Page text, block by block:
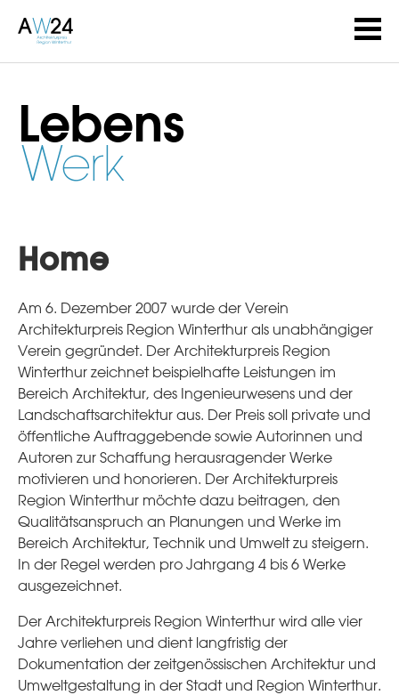
Lebens
Werk
Home
Am 6. Dezember 2007 wurde der Verein
Architekturpreis Region Winterthur als unabhängiger
Verein gegründet. Der Architekturpreis Region
Winterthur zeichnet beispielhafte Leistungen im
Bereich Architektur, des Ingenieurwesens und der
Landschaftsarchitektur aus. Der Preis soll private und
öffentliche Auftraggebende sowie Autorinnen und
Autoren zur Schaffung herausragender Werke
motivieren und honorieren. Der Architekturpreis
Region Winterthur möchte dazu beitragen, den
Qualitätsanspruch an Planungen und Werke im
Bereich Architektur, Technik und Umwelt zu steigern.
In der Regel werden pro Jahrgang 4 bis 6 Werke
ausgezeichnet.
Der Architekturpreis Region Winterthur wird alle vier
Jahre verliehen und dient langfristig der
Dokumentation der zeitgenössischen Architektur und
Umweltgestaltung in der Stadt und Region Winterthur.